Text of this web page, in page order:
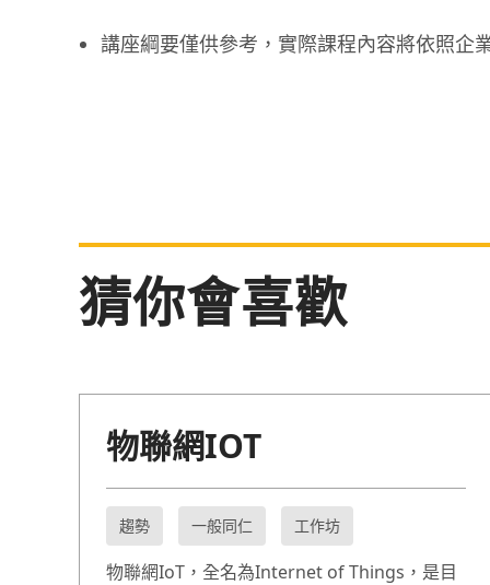
講座綱要僅供參考，實際課程內容將依照企
猜你會喜歡
物聯網IOT
趨勢 一般同仁 工作坊
物聯網IoT，全名為Internet of Things，是目